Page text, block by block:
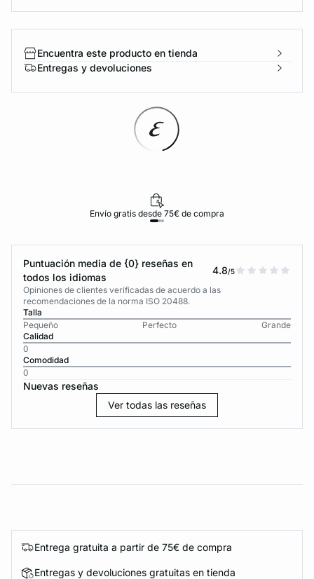
Encuentra este producto en tienda
Entregas y devoluciones
Envío gratis desde 75€ de compra
Puntuación media de {0} reseñas en
todos los idiomas
4.8/5
Opiniones de clientes verificadas de acuerdo a las
recomendaciones de la norma ISO 20488.
Talla
Pequeño
Perfecto
Grande
Calidad
0
Comodidad
0
Nuevas reseñas
Ver todas las reseñas
Entrega gratuita a partir de 75€ de compra
Entregas y devoluciones gratuitas en tienda